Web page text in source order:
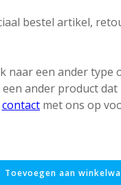
bestel artikel,
naar een ander type
ander product
contactmet ons op
Toevoegen aan